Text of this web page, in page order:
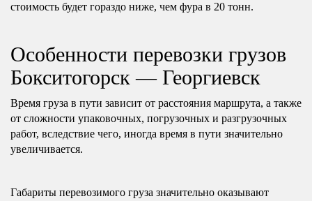
стоимость будет гораздо ниже, чем фура в 20 тонн.
Особенности перевозки грузов
Бокситогорск — Георгиевск
Время груза в пути зависит от расстояния маршрута, а также
от сложности упаковочных, погрузочных и разгрузочных
работ, вследствие чего, иногда время в пути значительно
увеличивается.
Габариты перевозимого груза значительно оказывают